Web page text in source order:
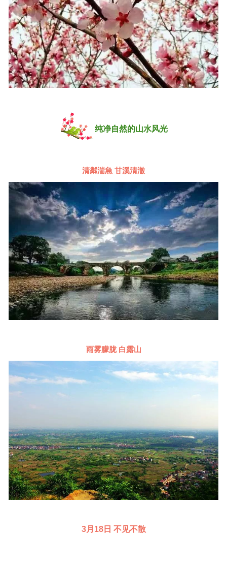
纯净自然的山水风光
清粼湍急 甘溪清澈
雨雾朦胧 白露山
3月18日 不见不散